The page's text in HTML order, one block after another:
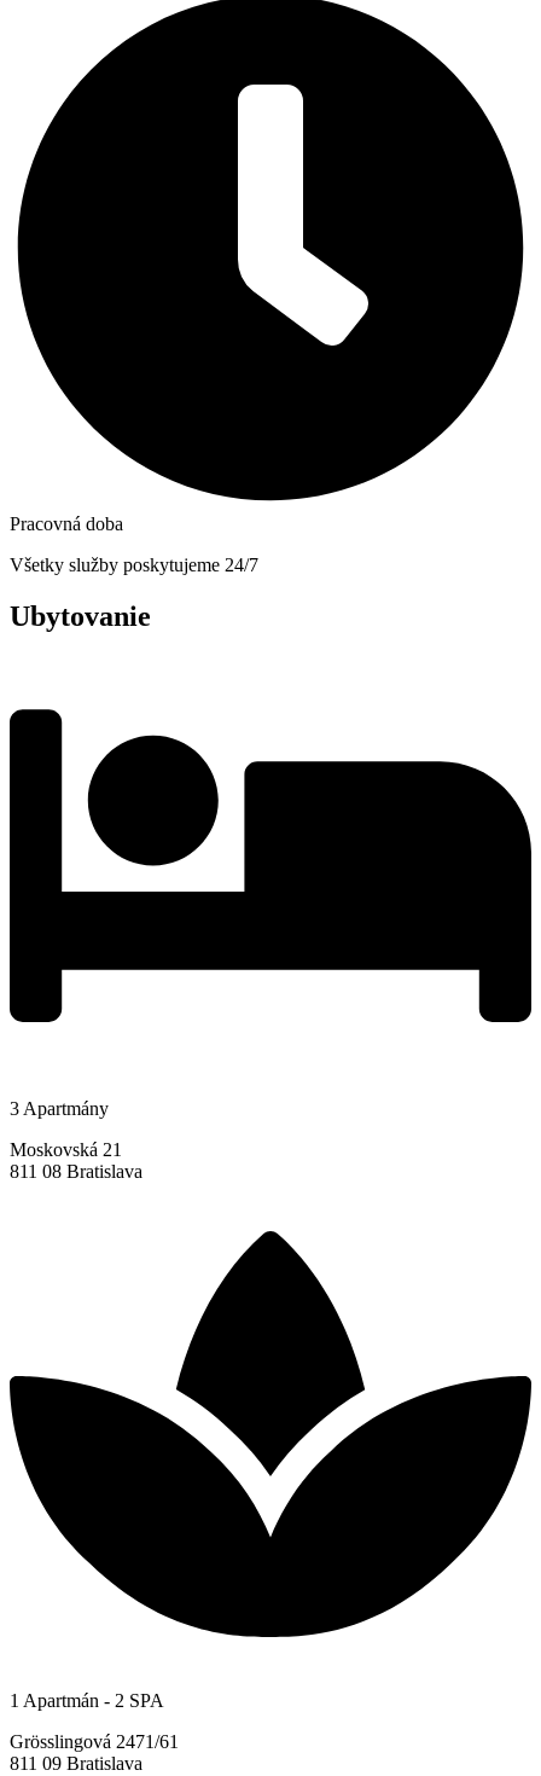
Pracovná doba
Všetky služby poskytujeme 24/7
Ubytovanie
3 Apartmány
Moskovská 21
811 08 Bratislava
1 Apartmán - 2 SPA
Grösslingová 2471/61
811 09 Bratislava